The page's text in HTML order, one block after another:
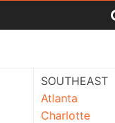
SOUTHEAST
Atlanta
Charlotte